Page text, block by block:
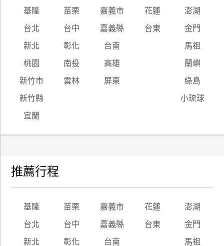
基隆 苗栗 嘉義市 花蓮 澎湖
台北 台中 嘉義縣 台東 金門
新北 彰化 台南 馬祖
桃園 南投 高雄 蘭嶼
新竹市 雲林 屏東 綠島
新竹縣 小琉球
宜蘭
推薦行程
基隆 苗栗 嘉義市 花蓮 澎湖
台北 台中 嘉義縣 台東 金門
新北 彰化 台南 馬祖